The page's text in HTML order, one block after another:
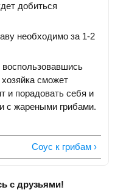
добиться
необходимо за 1-2
сможет
и порадовать себя и
с жареными грибами.
Соус к грибам ›
с друзьями!